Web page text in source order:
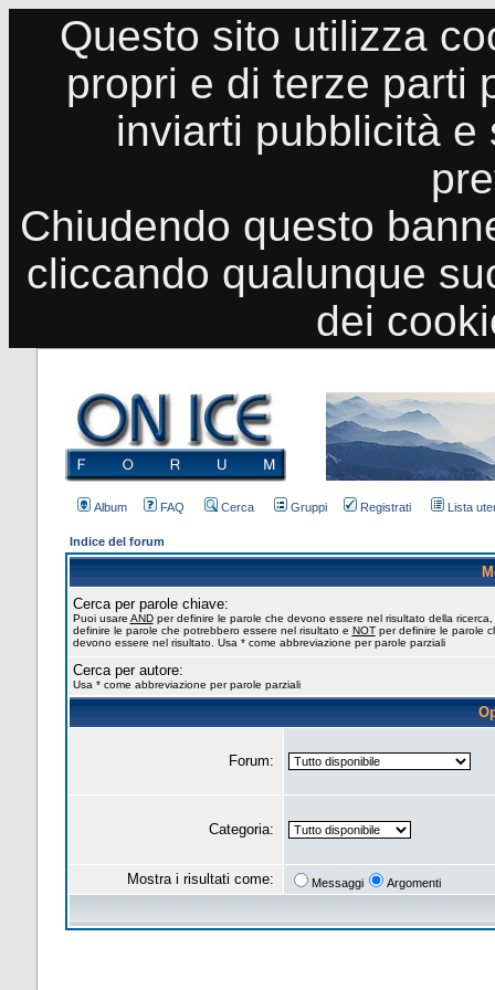
Questo sito utilizza
propri e di terze parti
inviarti pubblicità
Chiudendo questo
cliccando qualunque
dei
Album FAQ Cerca Gruppi Registrati Lista
Indice del forum
Cerca per parole chiave:
Puoi usare ANDper definire le parole che devono essere nel risultato della ricerca,
definire le parole che potrebbero essere nel risultato e NOTper definire le parole
devono essere nel risultato. Usa * come abbreviazione per parole parziali
Cerca per autore:
Usa * come abbreviazione per parole parziali
Forum:
Categoria:
Mostra i risultati come: Messaggi Argomenti